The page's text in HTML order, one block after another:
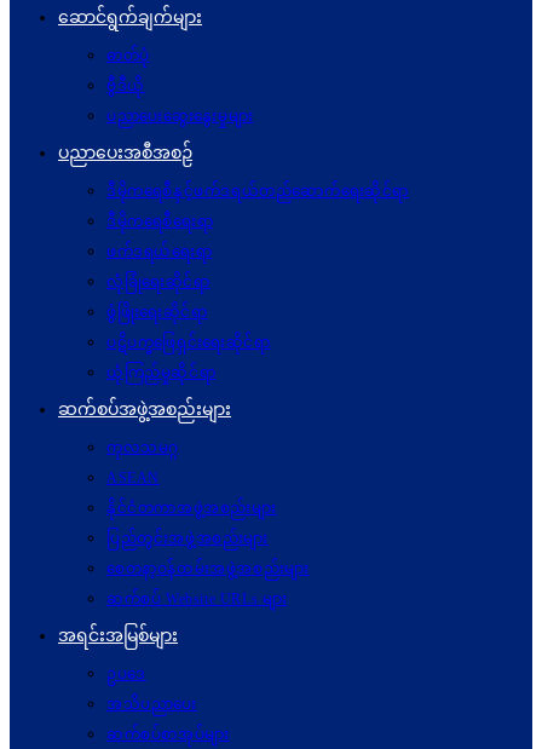
ဆောင်ရွက်ချက်များ
ဓာတ်ပုံ
ဗွီဒီယို
ပညာပေးဆွေးနွေးမှုများ
ပညာပေးအစီအစဉ်
ဒီမိုကရေစီနှင့်ဖက်ဒရယ်တည်ဆောက်ရေးဆိုင်ရာ
ဒီမိုကရေစီရေးရာ
ဖက်ဒရယ်ရေးရာ
လုံခြုံရေးဆိုင်ရာ
ဖွံဖြိုးရေးဆိုင်ရာ
ပဋိပက္ခ‌ဖြေရှင်းရေးဆိုင်ရာ
ယုံကြည်မှုဆိုင်ရာ
ဆက်စပ်အဖွဲ့အစည်းများ
ကုလသမဂ္ဂ
ASEAN
နိုင်ငံတကာအဖွဲ့အစည်းများ
ပြည်တွင်းအဖွဲ့အစည်းများ
စေတနာ့ဝန်ထမ်းအဖွဲ့အစည်းများ
ဆက်စပ် Website URLs များ
အရင်းအမြစ်များ
ဥပဒေ
အသိပညာပေး
ဆက်စပ်စာအုပ်များ